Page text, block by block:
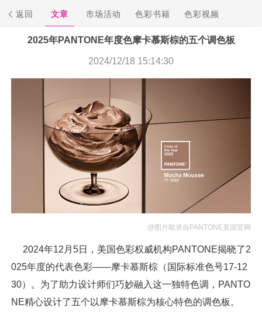
返回 文章 市场活动 色彩书籍 色彩视频
2025年PANTONE年度色摩卡慕斯棕的五个调色板
2024/12/18 15:14:30
@图片取录自PANTONE美国官网
2024年12月5日，美国色彩权威机构PANTONE揭晓了2
025年度的代表色彩——摩卡慕斯棕（国际标准色号17-12
30）。为了助力设计师们巧妙融入这一独特色调，PANTO
NE精心设计了五个以摩卡慕斯棕为核心特色的调色板。